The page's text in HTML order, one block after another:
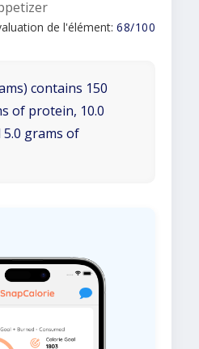
de l'élément: 68/100
contains 150
of protein, 10.0
grams of